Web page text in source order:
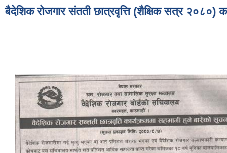
बैदेशिक रोजगार संतती छात्रवृत्ति (शैक्षिक सत्र २०८०)